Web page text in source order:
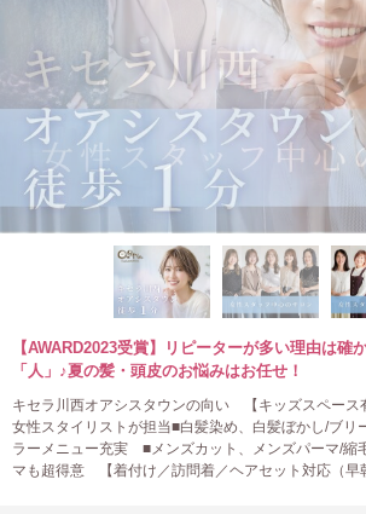
【AWARD2023受賞】リピーターが多い理由は確
「人」♪夏の髪・頭皮のお悩みはお任せ！
キセラ川西オアシスタウンの向い 【キッズスペース
女性スタイリストが担当■白髪染め、白髪ぼかし/ブリ
ラーメニュー充実 ■メンズカット、メンズパーマ/縮
マも超得意 【着付け／訪問着／ヘアセット対応（早